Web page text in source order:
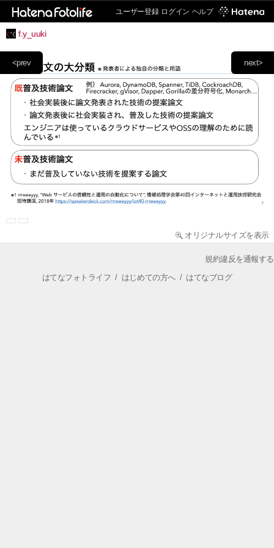
ユーザー登録 ログイン ヘルプ
f.y_uuki
next>
<prev
オリジナルサイズを表示
規約違反を通報する
はてなフォトライフ / はじめての方へ/ はてなブログ